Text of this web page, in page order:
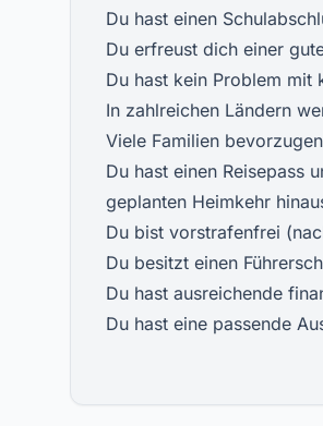
Du hast einen
Du erfreust dich einer
Du hast kein Problem mit
In zahlreichen Ländern
Viele Familien
Du hast einen Reisepass
geplanten Heimkehr
Du bist vorstrafenfrei
Du besitzt einen
Du hast ausreichende
Du hast eine passende